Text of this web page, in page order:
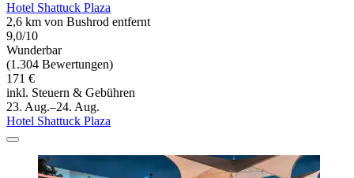
Hotel Shattuck Plaza
2,6 km von Bushrod entfernt
9,0/10
Wunderbar
(1.304 Bewertungen)
171 €
inkl. Steuern & Gebühren
23. Aug.–24. Aug.
Hotel Shattuck Plaza